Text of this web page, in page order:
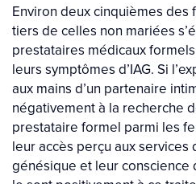
Environ deux cinquièmes des
tiers de celles non mariées
prestataires médicaux
leurs symptômes d’IAG. Si
aux mains d’un partenaire
négativement à la recherche
prestataire formel parmi les
leur accès perçu aux services
génésique et leur conscience